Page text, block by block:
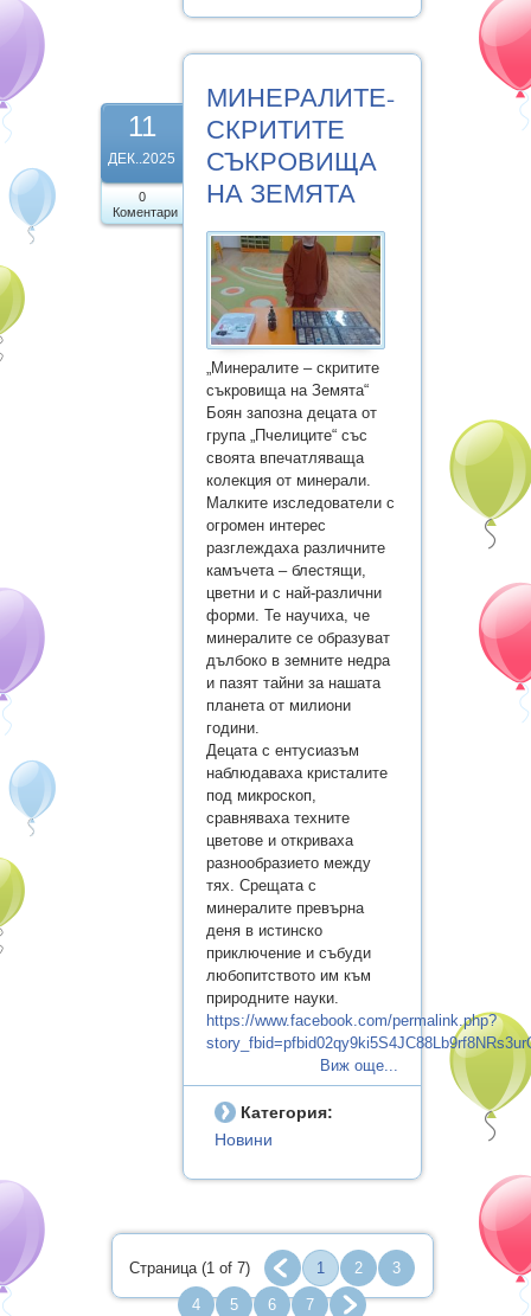
11
ДЕК..2025
0
Коментари
МИНЕРАЛИТЕ-
СКРИТИТЕ
СЪКРОВИЩА
НА ЗЕМЯТА
„Минералите – скритите
съкровища на Земята“
Боян запозна децата от
група „Пчелиците“ със
своята впечатляваща
колекция от минерали.
Малките изследователи с
огромен интерес
разглеждаха различните
камъчета – блестящи,
цветни и с най-различни
форми. Те научиха, че
минералите се образуват
дълбоко в земните недра
и пазят тайни за нашата
планета от милиони
години.
Децата с ентусиазъм
наблюдаваха кристалите
под микроскоп,
сравняваха техните
цветове и откриваха
разнообразието между
тях. Срещата с
минералите превърна
деня в истинско
приключение и събуди
любопитството им към
природните науки.
https://www.facebook.com/permalink.php?
Виж още...
Категория:
Новини
Страница (1 of 7) 1 2 3
4 5 6 7